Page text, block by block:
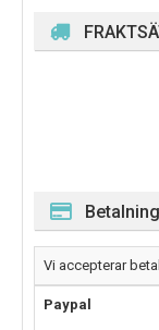
Vi accepterar
Paypal